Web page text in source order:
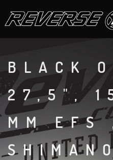
BLACK
27,5",
MM EFS